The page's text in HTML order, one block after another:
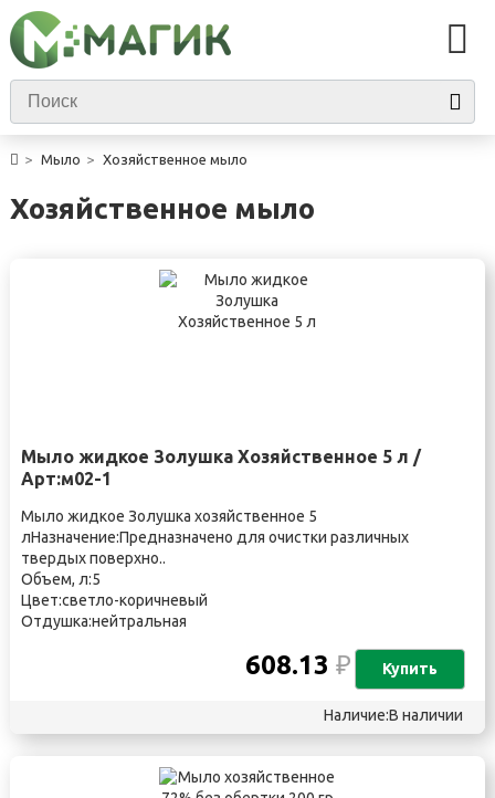
Мыло Хозяйственное мыло
Хозяйственное мыло
Мыло жидкое Золушка Хозяйственное 5 л /
Арт:м02-1
Мыло жидкое Золушка хозяйственное 5
лНазначение:Предназначено для очистки различных
твердых поверхно..
Объем, л:5
Цвет:светло-коричневый
Отдушка:нейтральная
608.13₽ Купить
Наличие:В наличии